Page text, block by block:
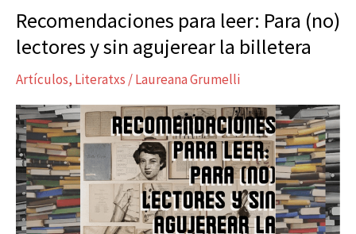
Recomendaciones para leer: Para (no)
lectores y sin agujerear la billetera
Artículos, Literatxs /Laureana Grumelli
Recomendaciones
para
Para
(no)
lectores
y
sin
agujerear
la